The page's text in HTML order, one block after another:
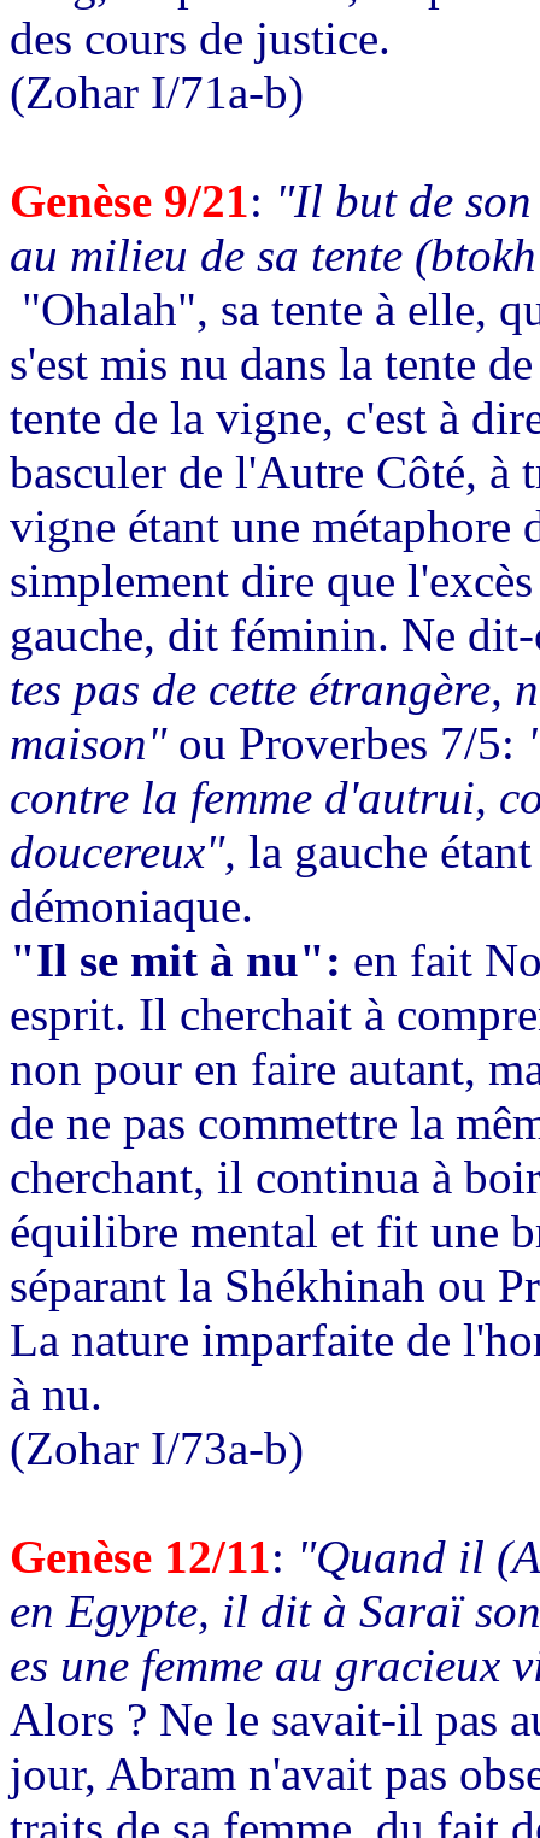
des cours de justice.
(Zohar I/71a-b)
Genèse 9/21: "Il but de
au milieu de sa tente
"Ohalah", sa tente à elle,
s'est mis nu dans la tente
tente de la vigne, c'est à
basculer de l'Autre Côté, à
vigne étant une métaphore
simplement dire que
gauche, dit féminin. Ne
tes pas de cette étrangère,
maison"ou Proverbes 7/5:
contre la femme d'autrui,
doucereux", la gauche
démoniaque.
"Il se mit à nu": en fait
esprit. Il cherchait à
non pour en faire autant,
de ne pas commettre la
cherchant, il continua à
équilibre mental et fit une
séparant la Shékhinah ou
La nature imparfaite de
à nu.
(Zohar I/73a-b)
Genèse 12/11: "Quand il
en Egypte, il dit à Saraï
es une femme au gracieux
Alors ? Ne le savait-il pas
jour, Abram n'avait pas